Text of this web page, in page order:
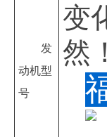
发
动机型
号
变
然！